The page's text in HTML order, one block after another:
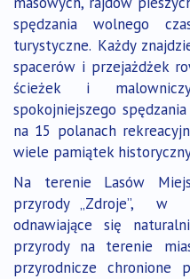
spędzania wolnego
turystyczne. Każdy
spacerów i przejażdżek
ścieżek i
spokojniejszego
na 15 polanach
wiele pamiątek
Na terenie Lasów
przyrody „Zdroje”, w
odnawiające się
przyrody na terenie
przyrodnicze chronione